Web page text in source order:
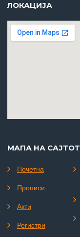
ЛОКАЦИЈА
МАПА НА САЈТОТ
Почетна
Прописи
Акти
Регистри